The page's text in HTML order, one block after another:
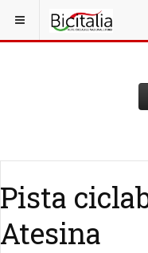
Questo sito utilizza i
Pista
Atesina